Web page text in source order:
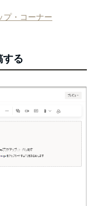
プ・コーナー
する